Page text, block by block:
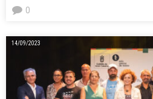
0
14/09/2023